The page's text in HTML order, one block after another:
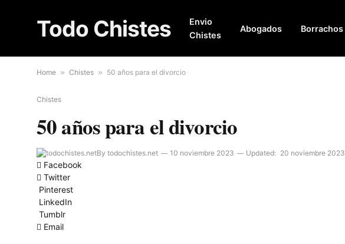
Todo Chistes
Envio
Chistes
Abogados Borrachos
Home » Chistes » 50 años para el divorcio
Chistes
50 años para el divorcio
By todochistes.net 10 noviembre 2023 Updated: 20 noviembre 2023
Facebook
Twitter
Pinterest
LinkedIn
Tumblr
Email